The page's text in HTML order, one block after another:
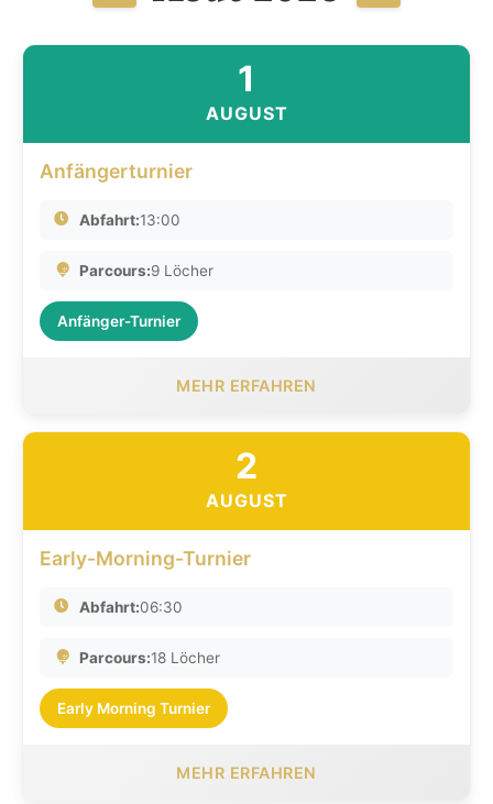
1
AUGUST
Anfängerturnier
Abfahrt:13:00
Parcours:9 Löcher
Anfänger-Turnier
MEHR ERFAHREN
2
AUGUST
Early-Morning-Turnier
Abfahrt:06:30
Parcours:18 Löcher
Early Morning Turnier
MEHR ERFAHREN